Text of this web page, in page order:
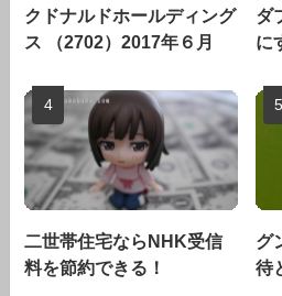
クドナルドホールディング
ス （2702）2017年６月
ダ
に
二世帯住宅ならNHK受信
料を節約できる！
グ
待